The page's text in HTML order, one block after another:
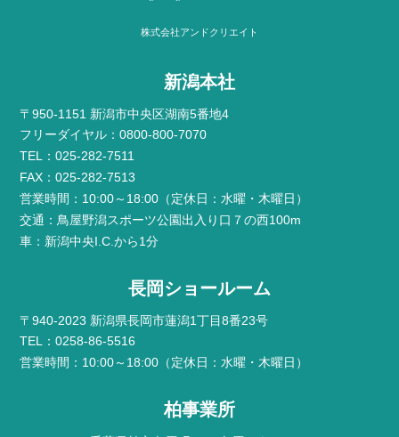
株式会社アンドクリエイト
新潟本社
〒950-1151 新潟市中央区湖南5番地4
フリーダイヤル：0800-800-7070
TEL：025-282-7511
FAX：025-282-7513
営業時間：10:00～18:00（定休日：水曜・木曜日）
交通：鳥屋野潟スポーツ公園出入り口７の西100m
車：新潟中央I.C.から1分
長岡ショールーム
〒940-2023 新潟県長岡市蓮潟1丁目8番23号
TEL：0258-86-5516
営業時間：10:00～18:00（定休日：水曜・木曜日）
柏事業所